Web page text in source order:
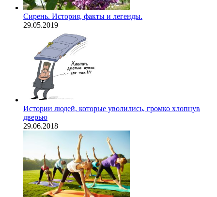
Сирень. История, факты и легенды.
29.05.2019
Истории людей, которые уволились, громко хлопнув
дверью
29.06.2018